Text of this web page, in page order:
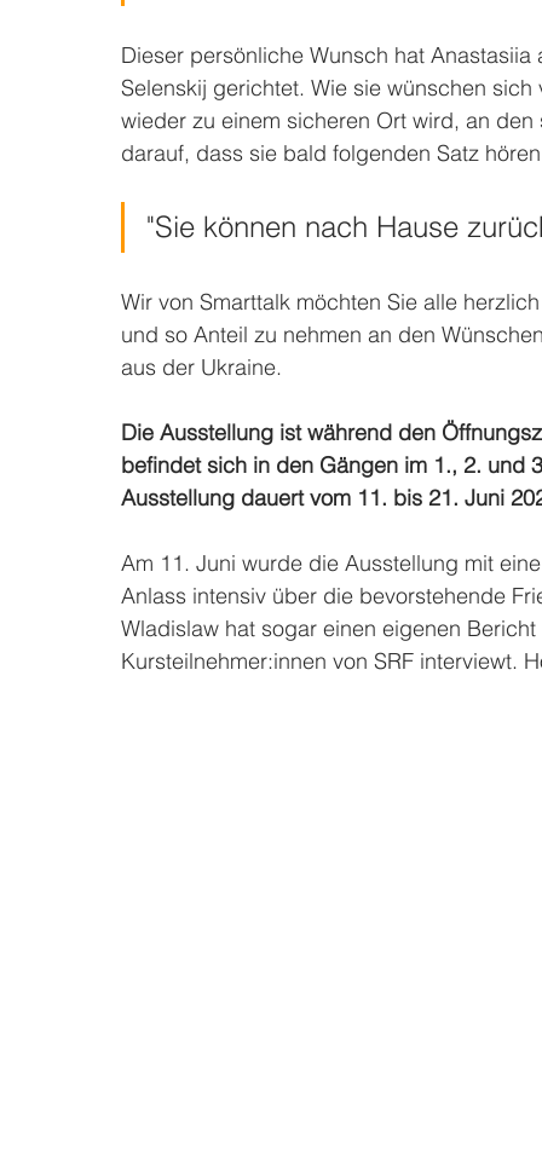
Dieser persönliche Wunsch hat
Selenskij gerichtet. Wie sie wünschen
wieder zu einem sicheren Ort wird, an
darauf, dass sie bald folgenden Satz
"Sie können nach Hause
Wir von Smarttalk möchten Sie alle
und so Anteil zu nehmen an den
aus der Ukraine.
Die Ausstellung ist während den
befindet sich in den Gängen im 1., 2. und
Ausstellung dauert vom 11. bis 21. Juni
Am 11. Juni wurde die Ausstellung mit
Anlass intensiv über die bevorstehende
Wladislaw hat sogar einen eigenen
Kursteilnehmer:innen von SRF interviewt.